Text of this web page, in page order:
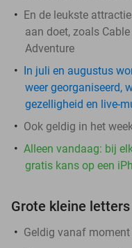
En de leukste
aan doet, zoals
Adventure
In juli en augustus
weer georganiseerd,
gezelligheid en live-
Ook geldig in het
Alleen vandaag: bij
gratis kans op een
Grote kleine letters
Geldig vanaf